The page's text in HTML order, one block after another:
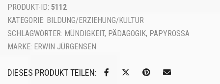
PRODUKT-ID: 5112
KATEGORIE: BILDUNG/ERZIEHUNG/KULTUR
SCHLAGWÖRTER: MÜNDIGKEIT, PÄDAGOGIK, PAPYROSSA
MARKE: ERWIN JÜRGENSEN
DIESES PRODUKT TEILEN: